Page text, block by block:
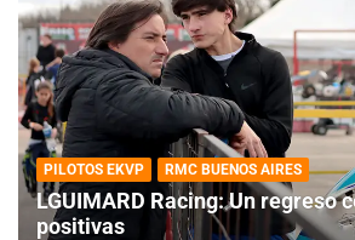
PILOTOS EKVP RMC BUENOS AIRES
LGUIMARD Racing: Un regreso
positivas